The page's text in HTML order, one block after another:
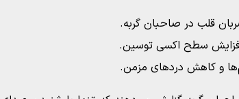
قلب در صاحبان گربه.
سطح اکسی توسین.
و کاهش دردهای مزمن.